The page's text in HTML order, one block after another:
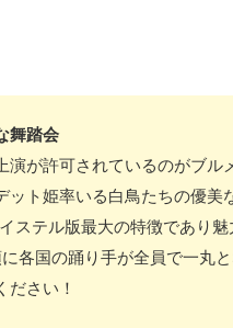
舞踏会
演が許可されているのがブル
ト姫率いる白鳥たちの優美
ステル版最大の特徴であり魅
各国の踊り手が全員で一丸
さい！